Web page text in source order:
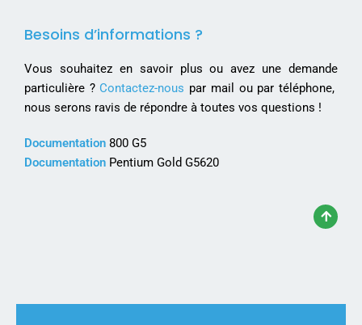
Besoins d’informations ?
Vous souhaitez en savoir plus ou avez une demande
particulière ?Contactez-nous par mail ou par téléphone,
nous serons ravis de répondre à toutes vos questions !
Documentation 800 G5
Documentation Pentium Gold G5620